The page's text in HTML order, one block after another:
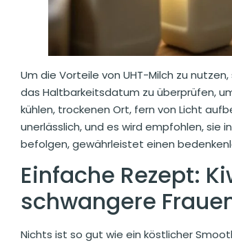
Um die Vorteile von UHT-Milch zu
das Haltbarkeitsdatum zu überprüfen,
kühlen, trockenen Ort, fern von Licht
unerlässlich, und es wird empfohlen, sie
befolgen, gewährleistet einen
Einfache Rezept:
schwangere
Nichts ist so gut wie ein köstlicher